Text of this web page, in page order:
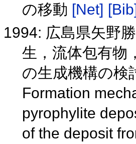
の移動 [Net]
1994: 広島県矢野
生，流体包有物
の生成機構の検
Formation
pyrophylite
of the deposit